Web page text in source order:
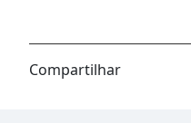
Compartilhar